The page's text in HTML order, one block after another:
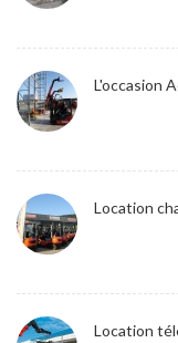
L'occasion
Location
Location